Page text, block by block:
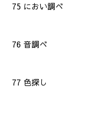
75 におい調べ
76 音調べ
77 色探し